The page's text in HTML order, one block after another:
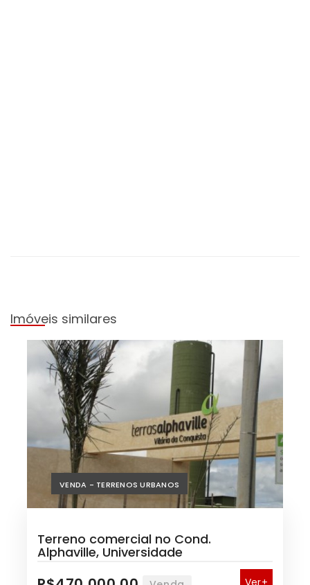
Imóveis similares
VENDA - TERRENOS URBANOS
Terreno comercial no Cond.
Alphaville, Universidade